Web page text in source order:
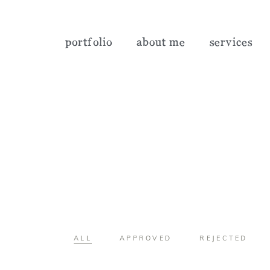
portfolio about me services
ALL APPROVED REJECTED